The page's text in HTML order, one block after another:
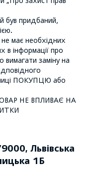
був придбаний,
має необхідних
інформації про
заміну на
ПОКУПЦЮ або
НЕ ВПЛИВАЄ НА
Львівська
1Б